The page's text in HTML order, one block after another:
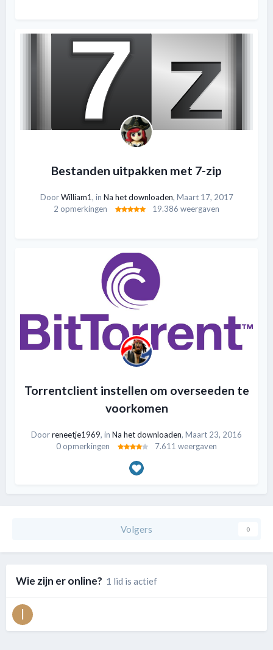
Bestanden uitpakken met 7-zip
DoorWilliam1, in Na het downloaden, Maart 17, 2017
2 opmerkingen
19.386 weergaven
Torrentclient instellen om overseeden te
voorkomen
Doorreneetje1969, in Na het downloaden, Maart 23, 2016
0 opmerkingen
7.611 weergaven
Volgers 0
Wie zijn er online? 1 lid is actief